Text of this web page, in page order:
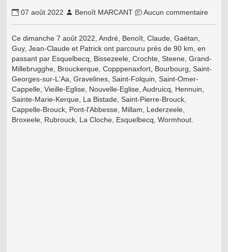
07 août 2022 Benoît MARCANT Aucun commentaire
Ce dimanche 7 août 2022, André, Benoît, Claude, Gaëtan,
Guy, Jean-Claude et Patrick ont parcouru près de 90 km, en
passant par Esquelbecq, Bissezeele, Crochte, Steene, Grand-
Millebrugghe, Brouckerque, Copppenaxfort, Bourbourg, Saint-
Georges-sur-L'Aa, Gravelines, Saint-Folquin, Saint-Omer-
Cappelle, Vieille-Eglise, Nouvelle-Eglise, Audruicq, Hennuin,
Sainte-Marie-Kerque, La Bistade, Saint-Pierre-Brouck,
Cappelle-Brouck, Pont-l'Abbesse, Millam, Lederzeele,
Broxeele, Rubrouck, La Cloche, Esquelbecq, Wormhout.